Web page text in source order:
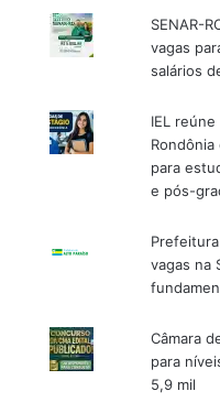
SENAR-
vagas
salários
IEL
Rondônia
para
e pós-
vagas na
Câmara
para
5,9 mil